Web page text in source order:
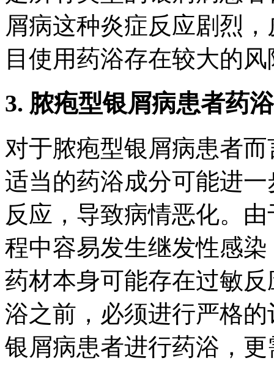
屑病这种炎症反应剧烈
目使用药浴存在较大的风
3. 脓疱型银屑病患者药
对于脓疱型银屑病患者
适当的药浴成分可能进
反应，导致病情恶化。
程中容易发生继发性感
药材本身可能存在过敏
浴之前，必须进行严格
银屑病患者进行药浴，